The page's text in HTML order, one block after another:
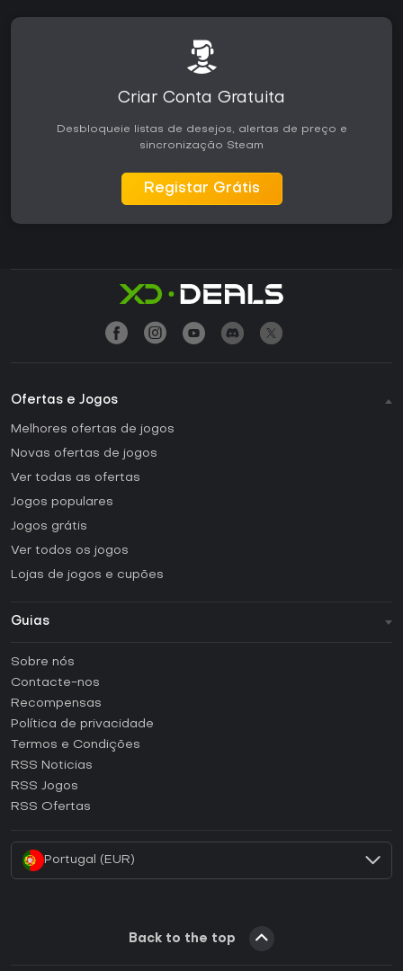
Criar Conta Gratuita
Desbloqueie listas de desejos, alertas de preço e
sincronização Steam
Registar Grátis
Ofertas e Jogos
Melhores ofertas de jogos
Novas ofertas de jogos
Ver todas as ofertas
Jogos populares
Jogos grátis
Ver todos os jogos
Lojas de jogos e cupões
Guias
Como ativar uma CD Key Steam?
Como ativar uma CD Key Epic Games?
Como ativar uma CD Key GOG?
Como ativar uma CD Key Ubisoft Connect?
Sobre nós
Contacte-nos
Recompensas
Política de privacidade
Termos e Condições
RSS Noticias
RSS Jogos
RSS Ofertas
Portugal (EUR)
Back to the top